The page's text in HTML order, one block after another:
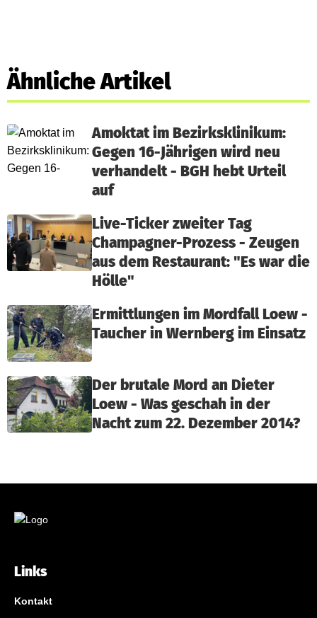
Ähnliche Artikel
Amoktat im Bezirksklinikum:
Gegen 16-Jährigen wird neu
verhandelt - BGH hebt Urteil
auf
Live-Ticker zweiter Tag
Champagner-Prozess - Zeugen
aus dem Restaurant: "Es war die
Hölle"
Ermittlungen im Mordfall Loew -
Taucher in Wernberg im Einsatz
Der brutale Mord an Dieter
Loew - Was geschah in der
Nacht zum 22. Dezember 2014?
Links
Kontakt